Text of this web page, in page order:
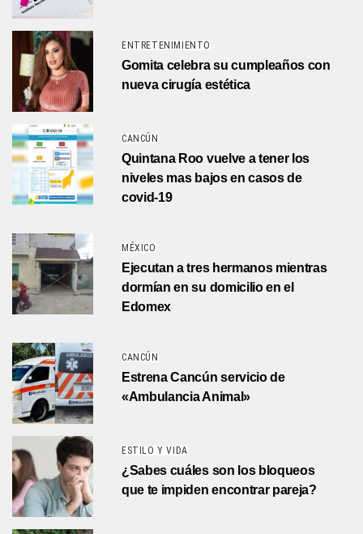
ENTRETENIMIENTO
Gomita celebra su cumpleaños con
nueva cirugía estética
CANCÚN
Quintana Roo vuelve a tener los
niveles mas bajos en casos de
covid-19
MÉXICO
Ejecutan a tres hermanos mientras
dormían en su domicilio en el
Edomex
CANCÚN
Estrena Cancún servicio de
«Ambulancia Animal»
ESTILO Y VIDA
¿Sabes cuáles son los bloqueos
que te impiden encontrar pareja?